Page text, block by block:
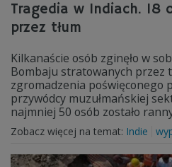
Tragedia w Indiach. 18
przez tłum
Kilkanaście osób zginęło w
Bombaju stratowanych przez
zgromadzenia poświęconego
przywódcy muzułmańskiej
najmniej 50 osób zostało
Zobacz więcej na temat: Indie